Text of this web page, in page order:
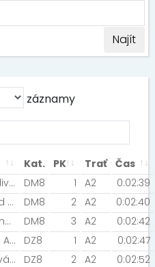
Najít
záznamy
Kat. PK Trať Čas
Janeček Oliver DM8 1 A2
0:02:39
Richtr David [BB racing] DM8 2 A2
0:02:40
Pajkert Michael [HEAD KMC TEAM OPAVA] DM8 3 A2
0:02:42
Zajačiková Anežka DZ8 1 A2
0:02:47
Krystyníková Iva [TJ Sokol Statenice] DZ8 2 A2
0:02:52